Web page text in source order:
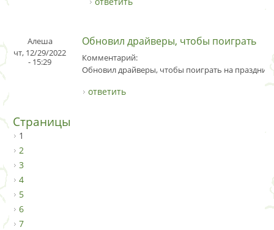
Алеша
чт, 12/29/2022
- 15:29
Обновил драйверы, чтобы поиграть
Комментарий:
Обновил драйверы, чтобы поиграть на
ответить
Страницы
1
2
3
4
5
6
7